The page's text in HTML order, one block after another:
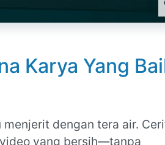
Karya Yang
dengan tera air.
yang bersih—tanpa